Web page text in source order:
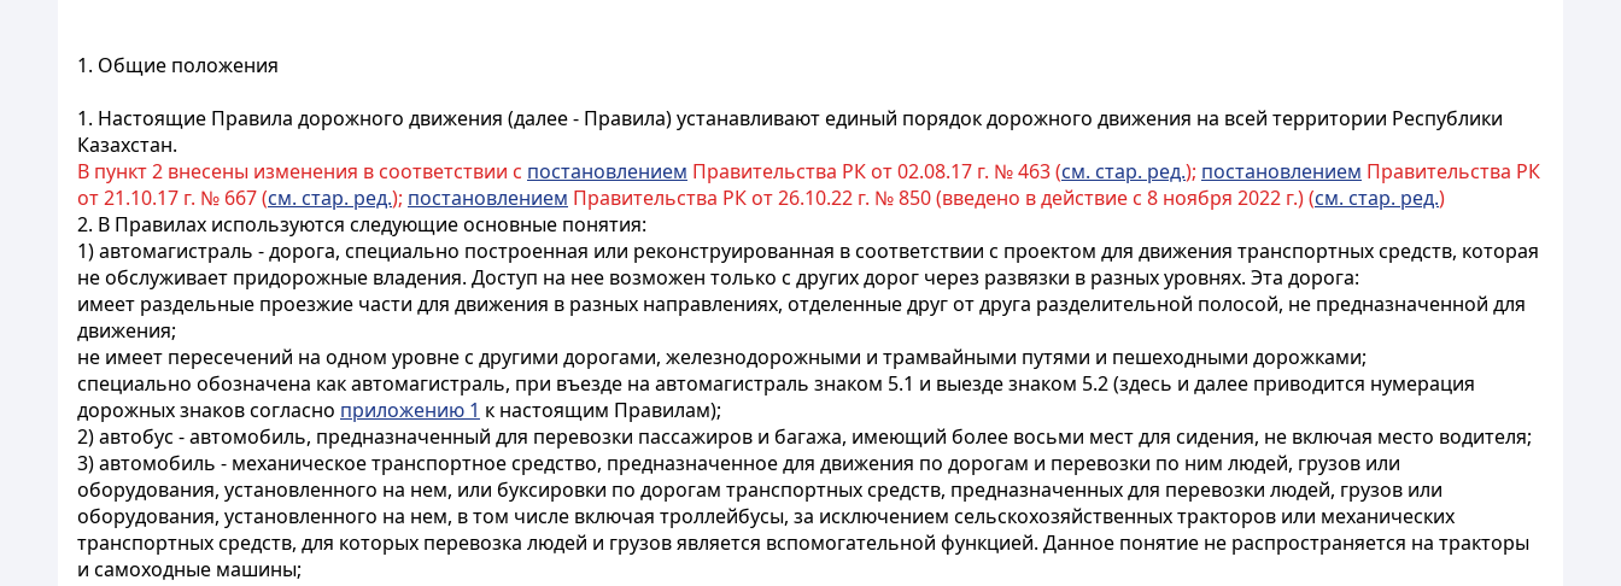
1. Общие положения
1. Настоящие Правила дорожного движения (далее - Правила) устанавливают единый порядок дорожного движения на всей территории Республики
Казахстан.
В пункт 2 внесены изменения в соответствии с постановлением Правительства РК от 02.08.17 г. № 463 (см. стар. ред.); постановлением Правительства РК
от 21.10.17 г. № 667 (см. стар. ред.); постановлением Правительства РК от 26.10.22 г. № 850 (введено в действие с 8 ноября 2022 г.) (см. стар. ред.)
2. В Правилах используются следующие основные понятия:
1) автомагистраль - дорога, специально построенная или реконструированная в соответствии с проектом для движения транспортных средств, которая
не обслуживает придорожные владения. Доступ на нее возможен только с других дорог через развязки в разных уровнях. Эта дорога:
имеет раздельные проезжие части для движения в разных направлениях, отделенные друг от друга разделительной полосой, не предназначенной для
движения;
не имеет пересечений на одном уровне с другими дорогами, железнодорожными и трамвайными путями и пешеходными дорожками;
специально обозначена как автомагистраль, при въезде на автомагистраль знаком 5.1 и выезде знаком 5.2 (здесь и далее приводится нумерация
дорожных знаков согласно приложению 1 к настоящим Правилам);
2) автобус - автомобиль, предназначенный для перевозки пассажиров и багажа, имеющий более восьми мест для сидения, не включая место водителя;
3) автомобиль - механическое транспортное средство, предназначенное для движения по дорогам и перевозки по ним людей, грузов или
оборудования, установленного на нем, или буксировки по дорогам транспортных средств, предназначенных для перевозки людей, грузов или
оборудования, установленного на нем, в том числе включая троллейбусы, за исключением сельскохозяйственных тракторов или механических
транспортных средств, для которых перевозка людей и грузов является вспомогательной функцией. Данное понятие не распространяется на тракторы
и самоходные машины;